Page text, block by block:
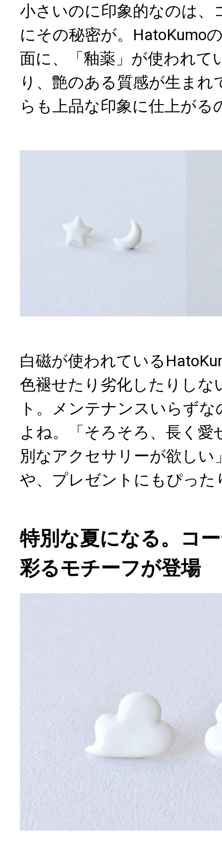
小さいのに印象的なのは、
にその秘密が。HatoKumo
面に、「釉薬」が使われて
り、艶のある質感が生ま
らも上品な印象に仕上がる
白磁が使われている
色褪せたり劣化したりしな
ト。メンテナンスいらず
よね。「そろそろ、長く愛
別なアクセサリーが欲しい
や、プレゼントにもぴった
特別な夏になる。コ
彩るモチーフが登場